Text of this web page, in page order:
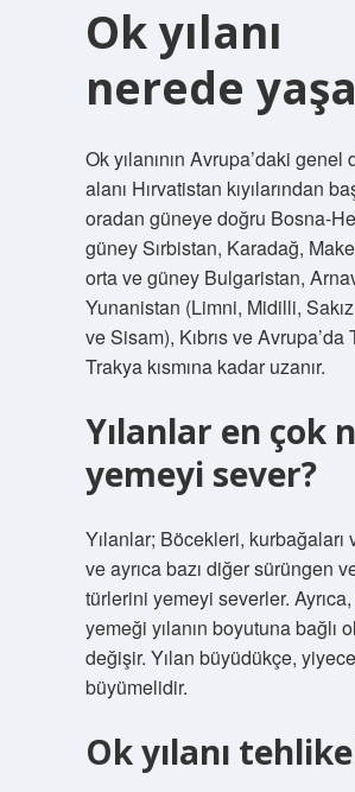
Ok yılanı
nerede
Ok yılanının Avrupa’daki genel
alanı Hırvatistan kıyılarından
oradan güneye doğru Bosna-
güney Sırbistan, Karadağ,
orta ve güney Bulgaristan,
Yunanistan (Limni, Midilli,
ve Sisam), Kıbrıs ve Avrupa’da
Trakya kısmına kadar uzanır.
Yılanlar en çok
yemeyi sever?
Yılanlar; Böcekleri, kurbağaları
ve ayrıca bazı diğer sürüngen
türlerini yemeyi severler. Ayrıca,
yemeği yılanın boyutuna bağlı
değişir. Yılan büyüdükçe,
büyümelidir.
Ok yılanı